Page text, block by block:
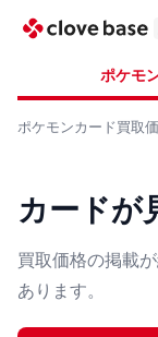
ポケモ
ポケモンカード買取
カードが
買取価格の掲載
あります。